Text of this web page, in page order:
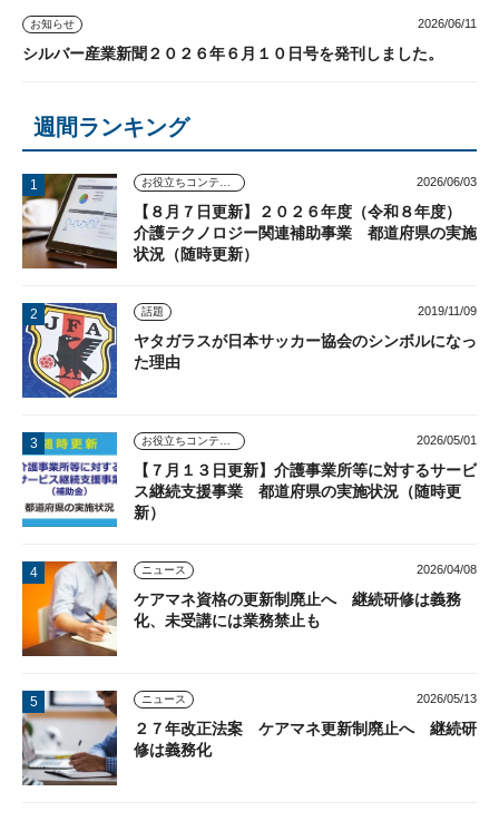
お知らせ 2026/06/11
シルバー産業新聞２０２６年６月１０日号を発刊しました。
週間ランキング
2026/06/03
【８月７日更新】２０２６年度（令和８年度）
介護テクノロジー関連補助事業 都道府県の実施
状況（随時更新）
話題 2019/11/09
ヤタガラスが日本サッカー協会のシンボルになっ
た理由
2026/05/01
【７月１３日更新】介護事業所等に対するサービ
ス継続支援事業 都道府県の実施状況（随時更
新）
ニュース 2026/04/08
ケアマネ資格の更新制廃止へ 継続研修は義務
化、未受講には業務禁止も
ニュース 2026/05/13
２７年改正法案 ケアマネ更新制廃止へ 継続研
修は義務化